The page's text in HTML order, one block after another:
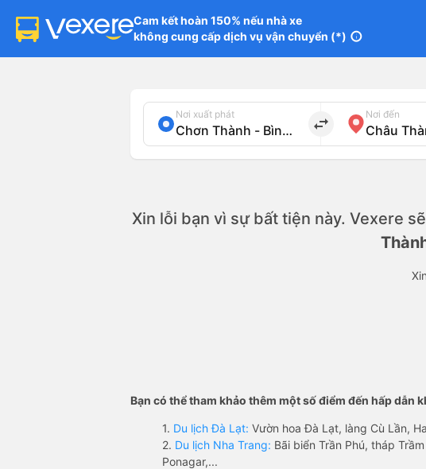
Cam kết hoàn 150% nếu nhà xe
không cung cấp dịch vụ vận chuyển (*) info
Nơi xuất phát
import_export
Nơi đến
Xin lỗi bạn vì sự bất tiện này. Vexere
Bạn có thể tham khảo thêm một số điểm đến hấp dẫn
1. Du lịch Đà Lạt: Vườn hoa Đà Lạt, làng Cù Lần,
2. Du lịch Nha Trang: Bãi biển Trần Phú, tháp
Ponagar,...